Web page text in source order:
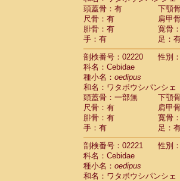
頭蓋骨：有
下顎
尺骨：有
肩甲
腓骨：有
寛骨
手：有
足：
剖検番号：02220
性別
科名：Cebidae
種小名： oedipus
和名：ワタボウシパンシェ
頭蓋骨：一部無
下顎
尺骨：有
肩甲
腓骨：有
寛骨
手：有
足：
剖検番号：02221
性別
科名：Cebidae
種小名： oedipus
和名：ワタボウシパンシェ